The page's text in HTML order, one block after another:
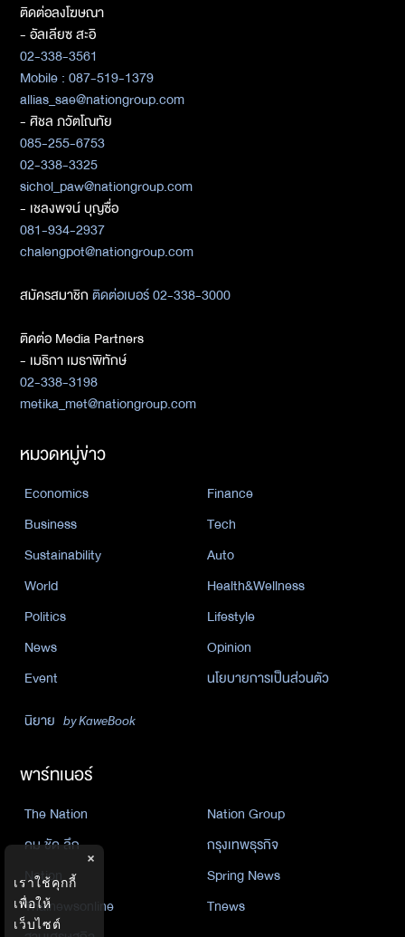
ติดต่อลงโฆษณา
- อัลเลียซ สะอิ
02-338-3561
Mobile : 087-519-1379
allias_sae@nationgroup.com
- ศิชล ภวัตโณทัย
085-255-6753
02-338-3325
sichol_paw@nationgroup.com
- เชลงพจน์ บุญซื่อ
081-934-2937
chalengpot@nationgroup.com
สมัครสมาชิกติดต่อเบอร์ 02-338-3000
ติดต่อ Media Partners
- เมธิกา เมธาพิทักษ์
02-338-3198
metika_met@nationgroup.com
หมวดหมู่ข่าว
Economics
Finance
Business
Tech
Sustainability
Auto
World
Health&Wellness
Politics
Lifestyle
News
Opinion
Event
นโยบายการเป็นส่วนตัว
นิยาย by KaweBook
พาร์ทเนอร์
The Nation
Nation Group
คม ชัด ลึก
กรุงเทพธุรกิจ
Nation
Spring News
Thainewsonline
Tnews
×
เราใช้คุกกี้
เพื่อให้
เว็บไซต์